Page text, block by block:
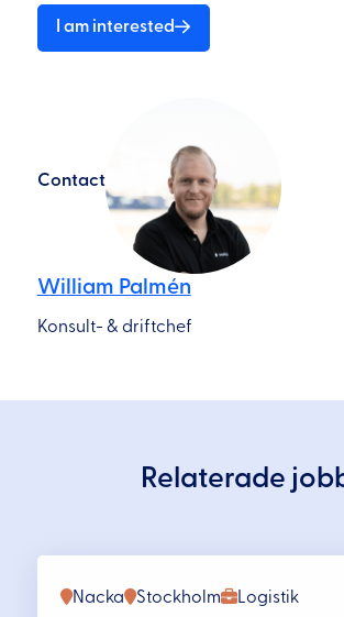
I am interested
Contact
William Palmén
Konsult- & driftchef
Relaterade
Logistik
Nacka Stockholm